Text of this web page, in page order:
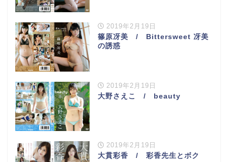
2019年2月19日
篠原冴美 / Bittersweet 冴美
の誘惑
2019年2月19日
大野さえこ / beauty
2019年2月19日
大貫彩香 / 彩香先生とボク